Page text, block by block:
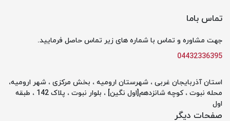
تماس باما
جهت مشاوره و تماس با شماره های زیر تماس حاصل فرمایید.
04432336395
استان آذربایجان غربی ، شهرستان ارومیه ، بخش مرکزی ، شهر ارومیه،
محله نبوت ، کوچه شانزدهم[اول نگین] ، بلوار نبوت ، پلاک 142 ، طبقه
اول
صفحات دیگر